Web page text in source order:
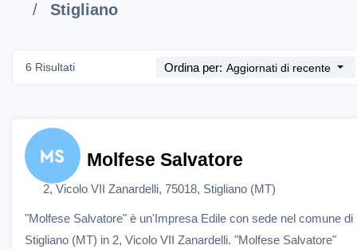
Stigliano
6 Risultati Ordina per: Aggiornati di recente
Molfese Salvatore
2, Vicolo VII Zanardelli, 75018, Stigliano (MT)
"Molfese Salvatore" è un'Impresa Edile con sede nel comune di
Stigliano (MT) in 2, Vicolo VII Zanardelli. "Molfese Salvatore"